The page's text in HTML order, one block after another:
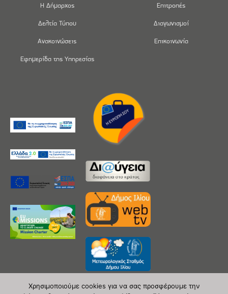
Η Δήμαρχος
Δελτία Τύπου
Ανακοινώσεις
Εφημερίδα της Υπηρεσίας
Επιτροπές
Διαγωνισμοί
Επικοινωνία
Χρησιμοποιούμε cookies για να σας προσφέρουμε την